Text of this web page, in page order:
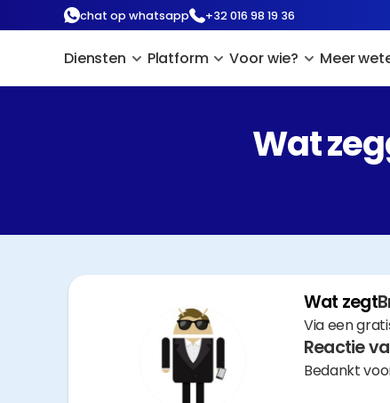
chat op whatsapp +32 016 98 19 36
Diensten Platform Voor wie? Meer
Wat
Wat zegt
Via een
Reactie
Bedankt